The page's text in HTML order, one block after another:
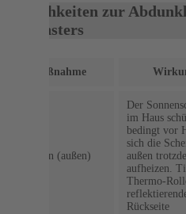
Möglichkeiten zur
des Fensters
Maßnahme
Rollläden (außen)
Der
im Haus
bedingt vor
sich die
außen
aufheizen.
Thermo-
Rückseite